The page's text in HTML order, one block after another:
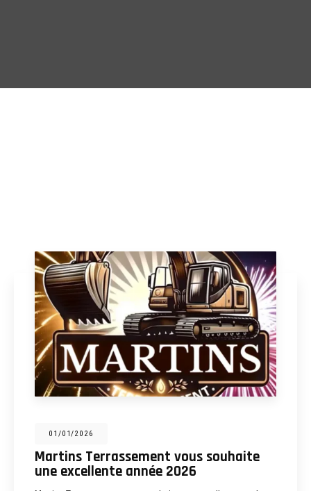
31/12/2025
Martins Terrassement : entreprise de
terrassement, assainissement,
aménagements extérieurs et